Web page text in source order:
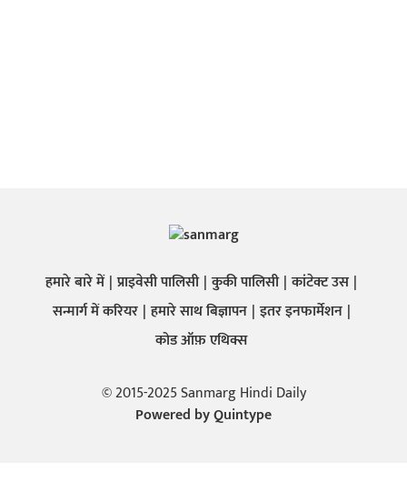
हमारे बारे में प्राइवेसी पालिसी कुकी पालिसी कांटेक्ट उस
सन्मार्ग में करियर हमारे साथ बिज्ञापन इतर इनफार्मेशन
कोड ऑफ़ एथिक्स
© 2015-2025 Sanmarg Hindi Daily
Powered byQuintype